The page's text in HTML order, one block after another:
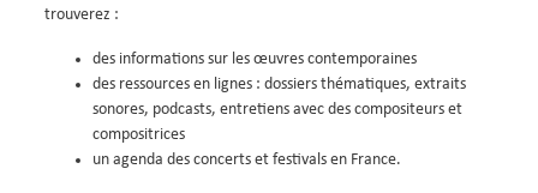
trouverez :
des informations sur les œuvres contemporaines
des ressources en lignes : dossiers thématiques, extraits
sonores, podcasts, entretiens avec des compositeurs et
compositrices
un agenda des concerts et festivals en France.